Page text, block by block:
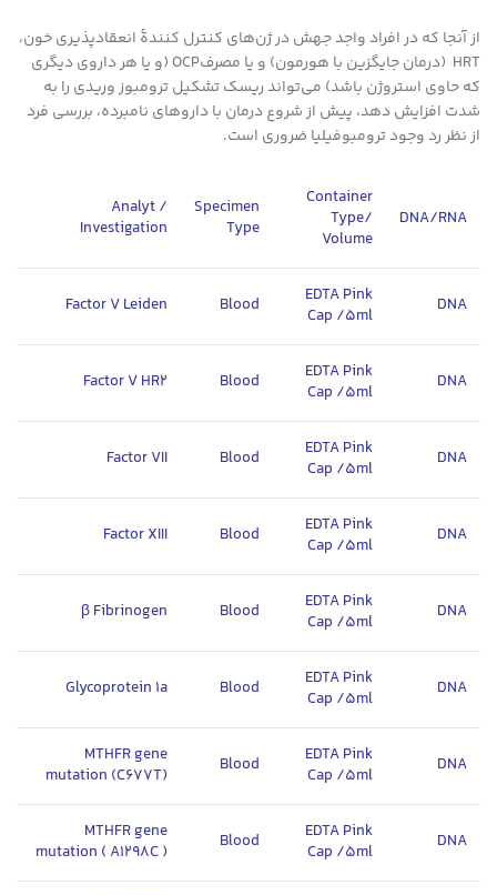
از آنجا که در افراد واجد جهش در ژن‌های کنترل کنندۀ انعقادپذیری خون،
HRT (درمان جایگزین با هورمون) و یا مصرفOCP (و یا هر داروی دیگری
که حاوی استروژن باشد) می‌تواند ریسک تشکیل ترومبوز وریدی را به
شدت افزایش دهد، پیش از شروع درمان با داروهای نامبرده، بررسی فرد
از نظر رد وجود ترومبوفیلیا ضروری است.
DNA/RNA
Container
Type/
Volume
Specimen
Type
Analyt /
Investigation
DNA
EDTA Pink
Cap /5ml
Blood
Factor V Leiden
DNA
EDTA Pink
Cap /5ml
Blood
Factor V HR2
DNA
EDTA Pink
Cap /5ml
Blood
Factor VII
DNA
EDTA Pink
Cap /5ml
Blood
Factor XIII
DNA
EDTA Pink
Cap /5ml
Blood
β Fibrinogen
DNA
EDTA Pink
Cap /5ml
Blood
Glycoprotein 1a
DNA
EDTA Pink
Cap /5ml
Blood
MTHFR gene
mutation (C677T)
DNA
EDTA Pink
Cap /5ml
Blood
MTHFR gene
mutation ( A1298C )